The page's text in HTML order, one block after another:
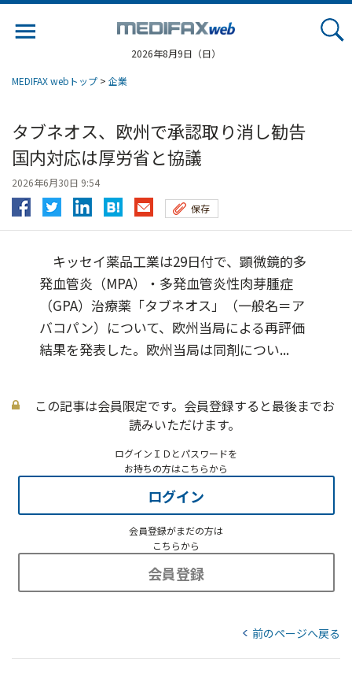
2026年8月9日（日）
MEDIFAX webトップ > 企業
タブネオス、欧州で承認取り消し勧告
国内対応は厚労省と協議
2026年6月30日 9:54
保存
キッセイ薬品工業は29日付で、顕微鏡的多
発血管炎（MPA）・多発血管炎性肉芽腫症
（GPA）治療薬「タブネオス」（一般名＝ア
バコパン）について、欧州当局による再評価
結果を発表した。欧州当局は同剤につい...
この記事は会員限定です。会員登録すると最後までお
読みいただけます。
ログインＩＤとパスワードを
お持ちの方はこちらから
ログイン
会員登録がまだの方は
こちらから
会員登録
前のページへ戻る